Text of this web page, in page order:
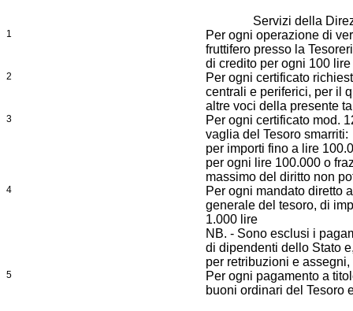
Servizi della
1
Per ogni operazione di
fruttifero presso la
di credito per ogni 100 lire
2
Per ogni certificato
centrali e periferici, per il
altre voci della presente
3
Per ogni certificato mod.
vaglia del Tesoro smarriti:
per importi fino a lire
per ogni lire 100.000 o
massimo del diritto non
4
Per ogni mandato diretto
generale del tesoro, di
1.000 lire
NB. - Sono esclusi i
di dipendenti dello Stato
per retribuzioni e
5
Per ogni pagamento a
buoni ordinari del Tesoro